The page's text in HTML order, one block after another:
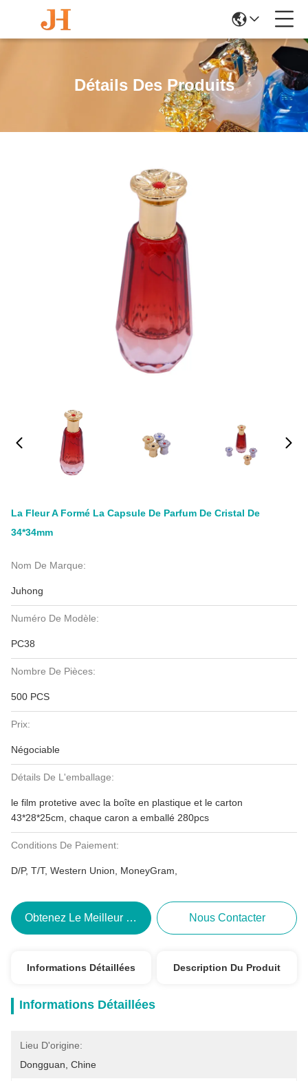
Détails Des Produits
La Fleur A Formé La Capsule De Parfum De Cristal De
34*34mm
Nom De Marque:
Juhong
Numéro De Modèle:
PC38
Nombre De Pièces:
500 PCS
Prix:
Négociable
Détails De L'emballage:
le film protetive avec la boîte en plastique et le carton
43*28*25cm, chaque caron a emballé 280pcs
Conditions De Paiement:
D/P, T/T, Western Union, MoneyGram,
Obtenez Le Meilleur Prix Nous Contacter
Informations Détaillées Description Du Produit
Informations Détaillées
Lieu D'origine:
Dongguan, Chine